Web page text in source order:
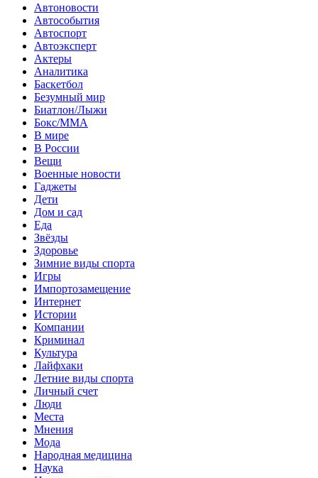
Автоновости
Автособытия
Автоспорт
Автоэксперт
Актеры
Аналитика
Баскетбол
Безумный мир
Биатлон/Лыжи
Бокс/MMA
В мире
В России
Вещи
Военные новости
Гаджеты
Дети
Дом и сад
Еда
Звёзды
Здоровье
Зимние виды спорта
Игры
Импортозамещение
Интернет
Истории
Компании
Криминал
Культура
Лайфхаки
Летние виды спорта
Личный счет
Люди
Места
Мнения
Мода
Народная медицина
Наука